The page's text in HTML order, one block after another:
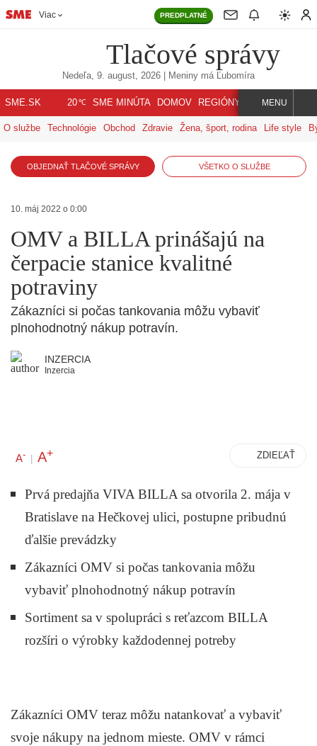
Viac PREDPLATNÉ
Tlačové správy
Nedeľa, 9. august, 2026 | Meniny má Ľubomíra
SME.SK 20℃ SME MINÚTA DOMOV REGIÓNY INDEX SVET
MENU
O službe Technológie Obchod Zdravie Žena, šport, rodina Life style
OBJEDNAŤ TLAČOVÉ SPRÁVY VŠETKO O SLUŽBE
10. máj 2022 o 0:00
OMV a BILLA prinášajú na
čerpacie stanice kvalitné
potraviny
Zákazníci si počas tankovania môžu vybaviť
plnohodnotný nákup potravín.
INZERCIA
Inzercia
A- | A+ ZDIEĽAŤ
Prvá predajňa VIVA BILLA sa otvorila 2. mája v
Bratislave na Hečkovej ulici, postupne pribudnú
ďalšie prevádzky
Zákazníci OMV si počas tankovania môžu
vybaviť plnohodnotný nákup potravín
Sortiment sa v spolupráci s reťazcom BILLA
rozšíri o výrobky každodennej potreby
Zákazníci OMV teraz môžu natankovať a vybaviť
svoje nákupy na jednom mieste. OMV v rámci